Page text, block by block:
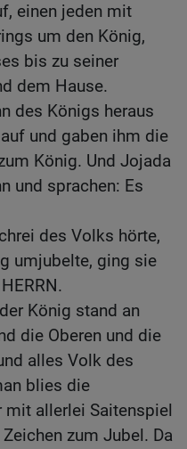
einen jeden mit
um den König,
bis zu seiner
dem Hause.
des Königs heraus
und gaben ihm die
König. Und Jojada
und sprachen: Es
des Volks hörte,
umjubelte, ging sie
König stand an
die Oberen und die
alles Volk des
blies die
mit allerlei Saitenspiel
zum Jubel. Da